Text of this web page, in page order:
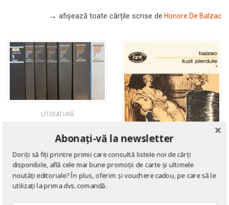
→ afișează toate cărțile scrise de Honore De Balzac
LITERATURĂ
Honore De Balzac
Abonați-vă la newsletter
Doriți să fiți printre primii care consultă listele noi de cărți
disponibile, află cele mai bune promoții de carte și ultimele
noutăți editoriale? În plus, oferim și vouchere cadou, pe care să le
utilizați la prima dvs. comandă.